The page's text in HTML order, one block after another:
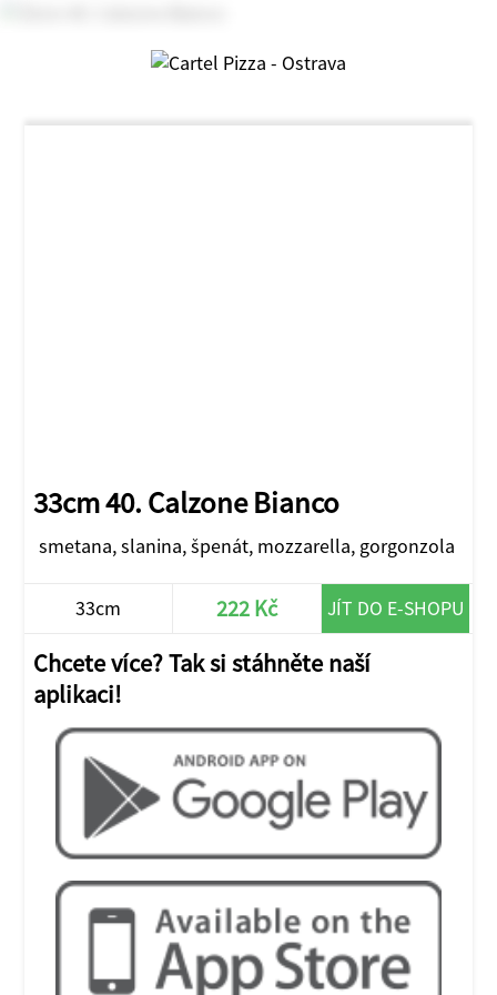
33cm 40. Calzone Bianco
smetana, slanina, špenát, mozzarella, gorgonzola
33cm 222 Kč JÍT DO E-SHOPU
Chcete více? Tak si stáhněte naší
aplikaci!